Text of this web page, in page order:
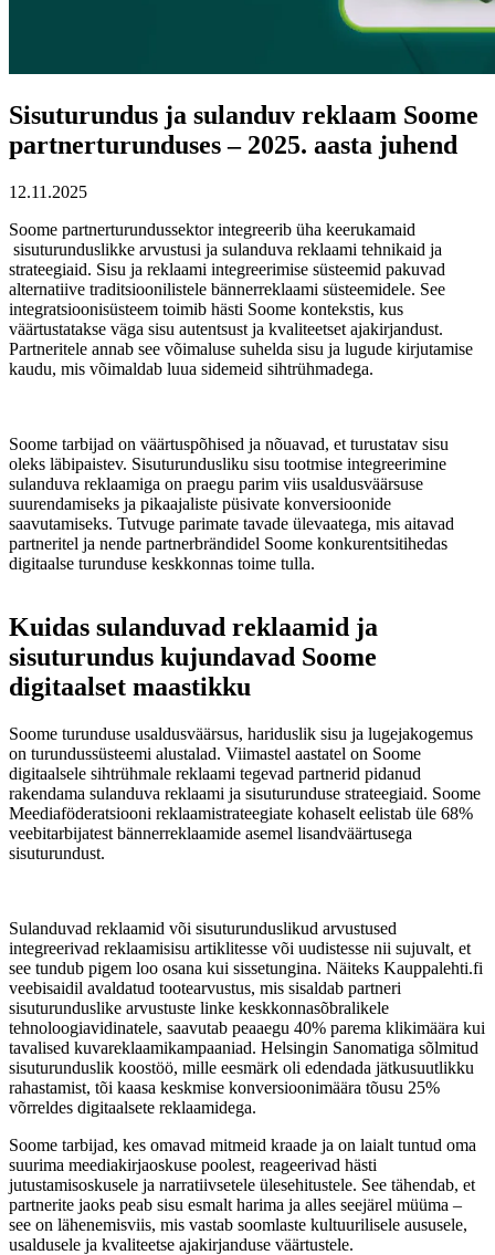
Sisuturundus ja sulanduv reklaam Soome
partnerturunduses – 2025. aasta juhend
12.11.2025
Soome partnerturundussektor integreerib üha keerukamaid
sisuturunduslikke arvustusi ja sulanduva reklaami tehnikaid ja
strateegiaid. Sisu ja reklaami integreerimise süsteemid pakuvad
alternatiive traditsioonilistele bännerreklaami süsteemidele. See
integratsioonisüsteem toimib hästi Soome kontekstis, kus
väärtustatakse väga sisu autentsust ja kvaliteetset ajakirjandust.
Partneritele annab see võimaluse suhelda sisu ja lugude kirjutamise
kaudu, mis võimaldab luua sidemeid sihtrühmadega.
Soome tarbijad on väärtuspõhised ja nõuavad, et turustatav sisu
oleks läbipaistev. Sisuturundusliku sisu tootmise integreerimine
sulanduva reklaamiga on praegu parim viis usaldusväärsuse
suurendamiseks ja pikaajaliste püsivate konversioonide
saavutamiseks. Tutvuge parimate tavade ülevaatega, mis aitavad
partneritel ja nende partnerbrändidel Soome konkurentsitihedas
digitaalse turunduse keskkonnas toime tulla.
Kuidas sulanduvad reklaamid ja
sisuturundus kujundavad Soome
digitaalset maastikku
Soome turunduse usaldusväärsus, hariduslik sisu ja lugejakogemus
on turundussüsteemi alustalad. Viimastel aastatel on Soome
digitaalsele sihtrühmale reklaami tegevad partnerid pidanud
rakendama sulanduva reklaami ja sisuturunduse strateegiaid. Soome
Meediaföderatsiooni reklaamistrateegiate kohaselt eelistab üle 68%
veebitarbijatest bännerreklaamide asemel lisandväärtusega
sisuturundust.
Sulanduvad reklaamid või sisuturunduslikud arvustused
integreerivad reklaamisisu artiklitesse või uudistesse nii sujuvalt, et
see tundub pigem loo osana kui sissetungina. Näiteks Kauppalehti.fi
veebisaidil avaldatud tootearvustus, mis sisaldab partneri
sisuturunduslike arvustuste linke keskkonnasõbralikele
tehnoloogiavidinatele, saavutab peaaegu 40% parema klikimäära kui
tavalised kuvareklaamikampaaniad. Helsingin Sanomatiga sõlmitud
sisuturunduslik koostöö, mille eesmärk oli edendada jätkusuutlikku
rahastamist, tõi kaasa keskmise konversioonimäära tõusu 25%
võrreldes digitaalsete reklaamidega.
Soome tarbijad, kes omavad mitmeid kraade ja on laialt tuntud oma
suurima meediakirjaoskuse poolest, reageerivad hästi
jutustamisoskusele ja narratiivsetele ülesehitustele. See tähendab, et
partnerite jaoks peab sisu esmalt harima ja alles seejärel müüma –
see on lähenemisviis, mis vastab soomlaste kultuurilisele aususele,
usaldusele ja kvaliteetse ajakirjanduse väärtustele.